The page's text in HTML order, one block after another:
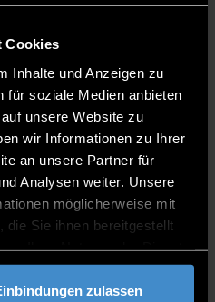
Cookies
Inhalte und Anzeigen zu
für soziale Medien anbieten
unsere Website zu
wir Informationen zu Ihrer
an unsere Partner für
Analysen weiter. Unsere
möglicherweise mit
die Sie ihnen bereitgestellt
zulassen